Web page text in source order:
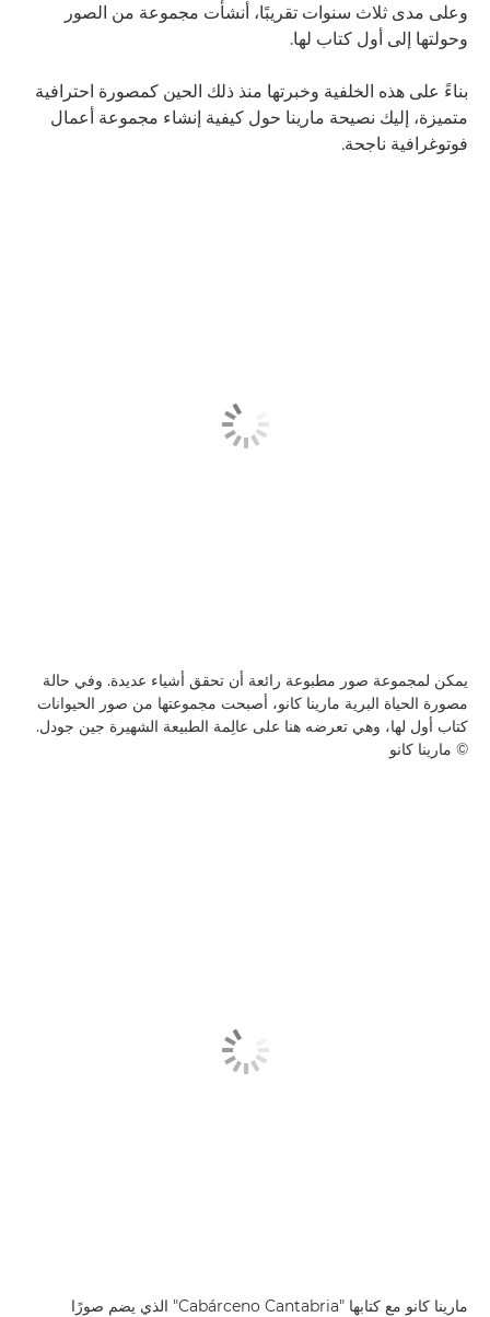
وعلى مدى ثلاث سنوات تقريبًا، أنشأت مجموعة من الصور
وحولتها إلى أول كتاب لها.
بناءً على هذه الخلفية وخبرتها منذ ذلك الحين كمصورة احترافية
متميزة، إليك نصيحة مارينا حول كيفية إنشاء مجموعة أعمال
فوتوغرافية ناجحة.
يمكن لمجموعة صور مطبوعة رائعة أن تحقق أشياء عديدة. وفي حالة
مصورة الحياة البرية مارينا كانو، أصبحت مجموعتها من صور الحيوانات
كتاب أول لها، وهي تعرضه هنا على عالِمة الطبيعة الشهيرة جين جودل.
© مارينا كانو
مارينا كانو مع كتابها "Cabárceno Cantabria" الذي يضم صورًا